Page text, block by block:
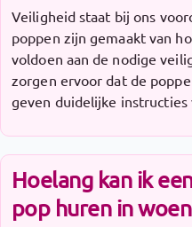
Veiligheid staat bij ons
poppen zijn gemaakt van
voldoen aan de nodige
zorgen ervoor dat de
geven duidelijke
Hoelang kan ik
pop huren in